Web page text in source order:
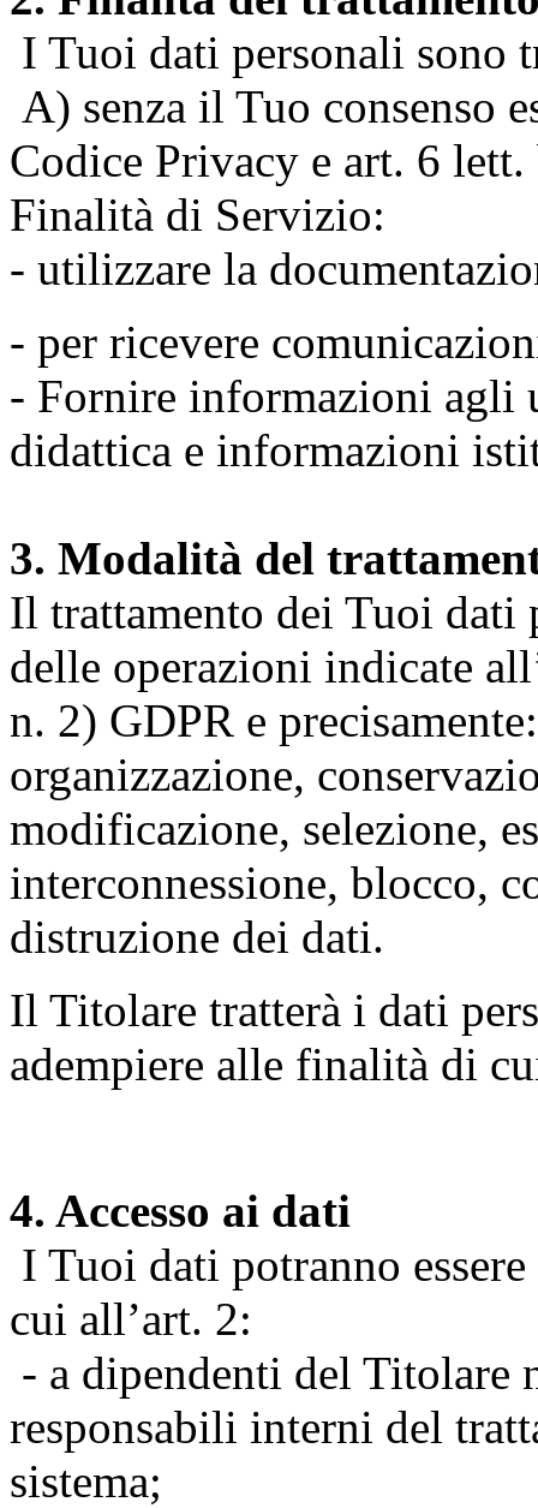
I Tuoi dati personali sono
A) senza il Tuo consenso
Codice Privacy e art. 6
Finalità di Servizio:
- utilizzare la
- per ricevere
- Fornire informazioni agli
didattica e informazioni
3. Modalità del
Il trattamento dei Tuoi dati
delle operazioni indicate
n. 2) GDPR e
organizzazione,
modificazione, selezione,
interconnessione, blocco,
distruzione dei dati.
Il Titolare tratterà i dati
adempiere alle finalità di
4. Accesso ai dati
I Tuoi dati potranno
cui all’art. 2:
- a dipendenti del Titolare
responsabili interni del
sistema;